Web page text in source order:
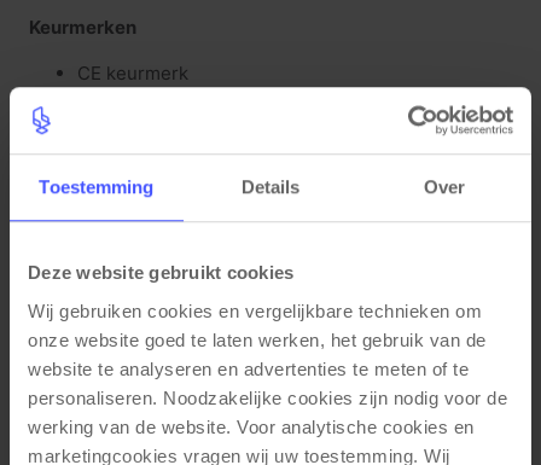
Toestemming Details Over
Deze website gebruikt cookies
Wij gebruiken cookies en vergelijkbare technieken om
onze website goed te laten werken, het gebruik van de
website te analyseren en advertenties te meten of te
personaliseren. Noodzakelijke cookies zijn nodig voor de
werking van de website. Voor analytische cookies en
marketingcookies vragen wij uw toestemming. Wij
Keurmerken
CE keurmerk
TUV gecertificeerd
Gerelateerde producten